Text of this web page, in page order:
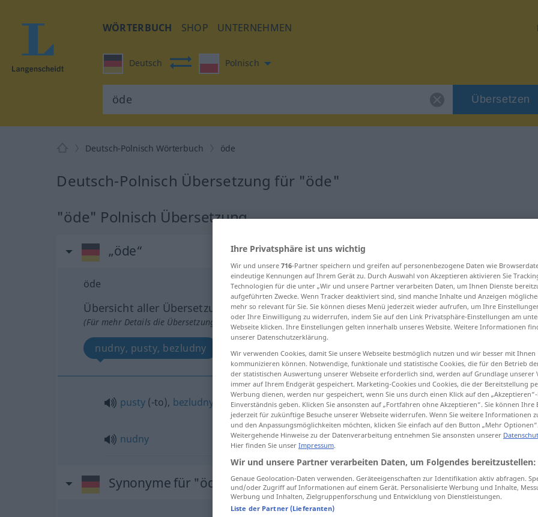
WÖRTERBUCH SHOP UNTERNEHMEN
Deutsch Polnisch
Übersetzen
Deutsch-Polnisch Wörterbuch öde
Deutsch-Polnisch Übersetzung für "öde"
"öde" Polnisch Übersetzung
„öde“
öde
Übersicht aller Übersetzungen
(Für mehr Details die Übersetzung anklicken/antippen)
nudny, pusty, bezludny
pusty(-to), bezludny öde leer
nudny öde langweilig
Synonyme für "öde"
Ihre Privatsphäre ist uns wichtig
Wir und unsere 716-Partner speichern und greifen auf personenbezogene Daten wie
eindeutige Kennungen auf Ihrem Gerät zu. Durch Auswahl von Akzeptieren aktivieren Sie
Technologien für die unter „Wir und unsere Partner verarbeiten Daten, um Ihnen Dienste
aufgeführten Zwecke. Wenn Tracker deaktiviert sind, sind manche Inhalte und Anzeigen
mehr so relevant für Sie. Sie können dieses Menü jederzeit wieder aufrufen, um Ihre
oder Ihre Einwilligung zu widerrufen, indem Sie auf den Link Privatsphäre-Einstellungen am
Webseite klicken. Ihre Einstellungen gelten innerhalb unseres Website. Weitere Informationen
unserer Datenschutzerklärung.
Wir verwenden Cookies, damit Sie unsere Webseite bestmöglich nutzen und wir besser mit Ihnen
kommunizieren können. Notwendige, funktionale und statistische Cookies, die für den Betrieb
der statistischen Auswertung unserer Webseite erforderlich sind, werden auf Grundlage unserer
immer auf Ihrem Endgerät gespeichert. Marketing-Cookies und Cookies, die der Bereitstellung
Werbung dienen, werden nur gespeichert, wenn Sie uns durch einen Klick auf den
Einverständnis geben. Klicken Sie ansonsten auf „Fortfahren ohne Akzeptieren“. Sie können Ihre
jederzeit für zukünftige Besuche unserer Webseite widerrufen. Wenn Sie weitere Informationen
und den Anpassungsmöglichkeiten möchten, klicken Sie einfach auf den Button „Mehr Optionen“.
Weitergehende Hinweise zu der Datenverarbeitung entnehmen Sie ansonsten unserer
Hier finden Sie unser Impressum.
Wir und unsere Partner verarbeiten Daten, um Folgendes bereitzustellen:
Genaue Geolocation-Daten verwenden. Geräteeigenschaften zur Identifikation aktiv abfragen.
und/oder Zugriff auf Informationen auf einem Gerät. Personalisierte Werbung und Inhalte,
Werbung und Inhalten, Zielgruppenforschung und Entwicklung von Dienstleistungen.
Liste der Partner (Lieferanten)